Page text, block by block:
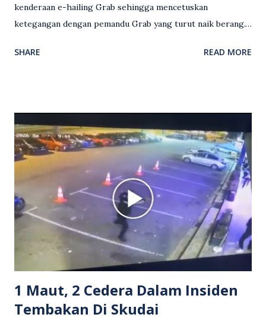
kenderaan e-hailing Grab sehingga mencetuskan
ketegangan dengan pemandu Grab yang turut naik berang.
antara seorang lelaki warga asing dengan pemandu Grab
Grab bertindak mempertahankan wanita terbabit sebelum
berlaku pertikaman lidah antara kedua-dua pihak. Video
berkenaan kini tular di media sosial dan mendapat pelbagai
reaksi orang ramai. Antara komen orang awam yang tular di
media sosial mengenai insiden tersebut ialah ramai yang
meluahkan rasa marah terhadap tindakan lelaki berkenaan
serta memuji pemandu Grab kerana campur tangan.
Sebahagian netizen turut meminta pihak berkuasa
mengambil tindakan tegas, manakala ada yang bersimpati
terhadap wanita dipercayai menjadi mangs...
SHARE READ MORE
1 Maut, 2 Cedera Dalam Insiden
Tembakan Di Skudai